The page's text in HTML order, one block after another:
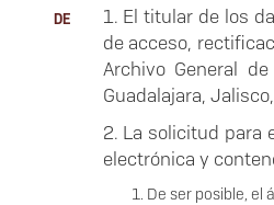
DE
1. El titular de los
de acceso,
Archivo General
Guadalajara,
2. La solicitud para
electrónica y
De ser posible, el